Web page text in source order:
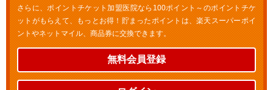
さらに、ポイントチケット加盟医院なら100ポイント～のポイントチケ
ットがもらえて、もっとお得！貯まったポイントは、楽天スーパーポイ
ントやネットマイル、商品券に交換できます。
無料会員登録